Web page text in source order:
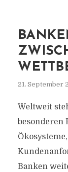
21. September
Weltweit
besonderen
Banken